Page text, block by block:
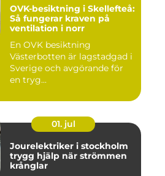
OVK-besiktning i Skellefteå:
Så fungerar kraven på
ventilation i norr
En OVK besiktning
Västerbotten är lagstadgad i
Sverige och avgörande för
en tryg...
01. jul
Jourelektriker i stockholm
trygg hjälp när strömmen
krånglar